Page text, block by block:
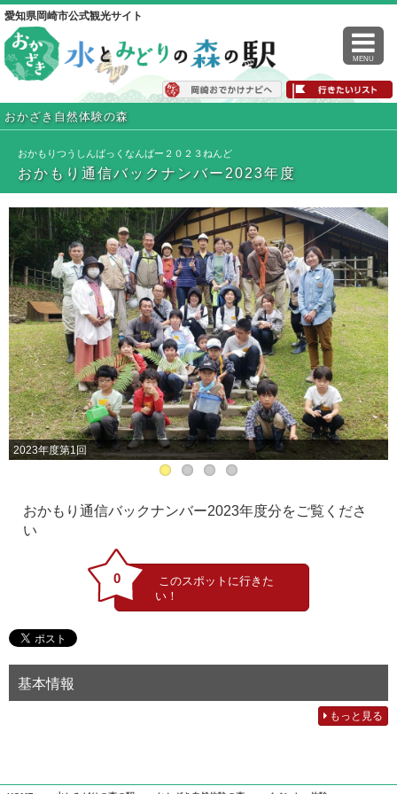
愛知県岡崎市公式観光サイト
MENU
おかざき自然体験の森
おかもりつうしんばっくなんばー２０２３ねんど
おかもり通信バックナンバー2023年度
2023年度第1回
おかもり通信バックナンバー2023年度分をご覧くださ
い
0
基本情報
もっと見る